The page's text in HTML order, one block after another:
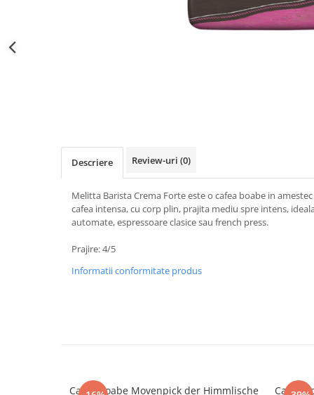
Descriere Review-uri (0)
Melitta Barista Crema Forte este o cafea boabe in
cafea intensa, cu corp plin, prajita mediu spre intens,
automate, espressoare clasice sau french press.
Prajire: 4/5
Informatii conformitate produs
Cafea boabe Movenpick der Himmlische
Cafea